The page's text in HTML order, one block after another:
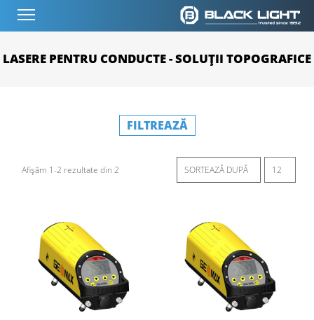
LASERE PENTRU CONDUCTE - SOLUȚII TOPOGRAFICE
FILTREAZĂ
Afișăm 1-2 rezultate din 2